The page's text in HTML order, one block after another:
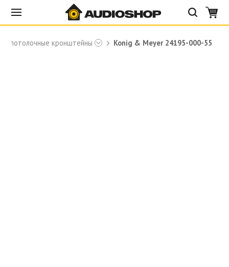
и потолочные кронштейны Konig & Meyer 24195-000-55